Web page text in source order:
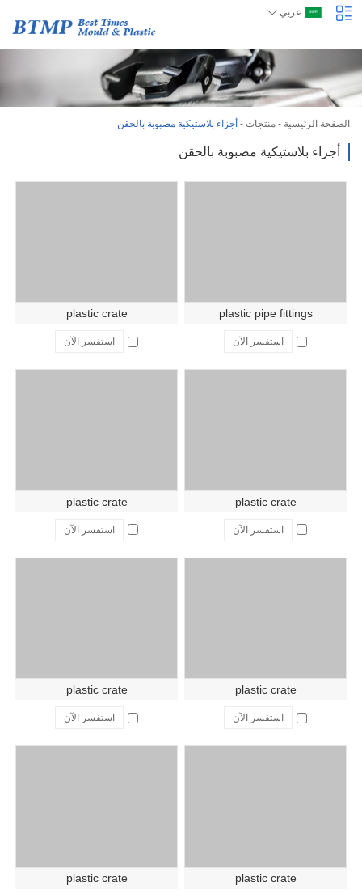
عربي
الصفحة الرئيسية - منتجات - أجزاء بلاستيكية مصبوبة بالحقن
أجزاء بلاستيكية مصبوبة بالحقن
plastic pipe fittings
استفسر الآن
plastic crate
استفسر الآن
plastic crate
استفسر الآن
plastic crate
استفسر الآن
plastic crate
استفسر الآن
plastic crate
استفسر الآن
plastic crate
plastic crate